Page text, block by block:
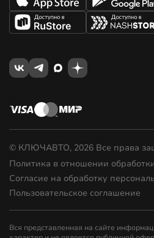
© КЛЮЧАВТО, 2026 Все права
Политика в отношении
Согласие на обработку
Пользовательское соглашение
Вся представленная на сайте